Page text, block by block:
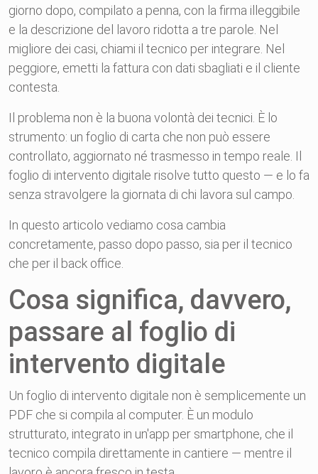
giorno dopo, compilato a penna, con la firma illeggibile
e la descrizione del lavoro ridotta a tre parole. Nel
migliore dei casi, chiami il tecnico per integrare. Nel
peggiore, emetti la fattura con dati sbagliati e il cliente
contesta.
Il problema non è la buona volontà dei tecnici. È lo
strumento: un foglio di carta che non può essere
controllato, aggiornato né trasmesso in tempo reale. Il
foglio di intervento digitale risolve tutto questo — e lo fa
senza stravolgere la giornata di chi lavora sul campo.
In questo articolo vediamo cosa cambia
concretamente, passo dopo passo, sia per il tecnico
che per il back office.
Cosa significa, davvero,
passare al foglio di
intervento digitale
Un foglio di intervento digitale non è semplicemente un
PDF che si compila al computer. È un modulo
strutturato, integrato in un'app per smartphone, che il
tecnico compila direttamente in cantiere — mentre il